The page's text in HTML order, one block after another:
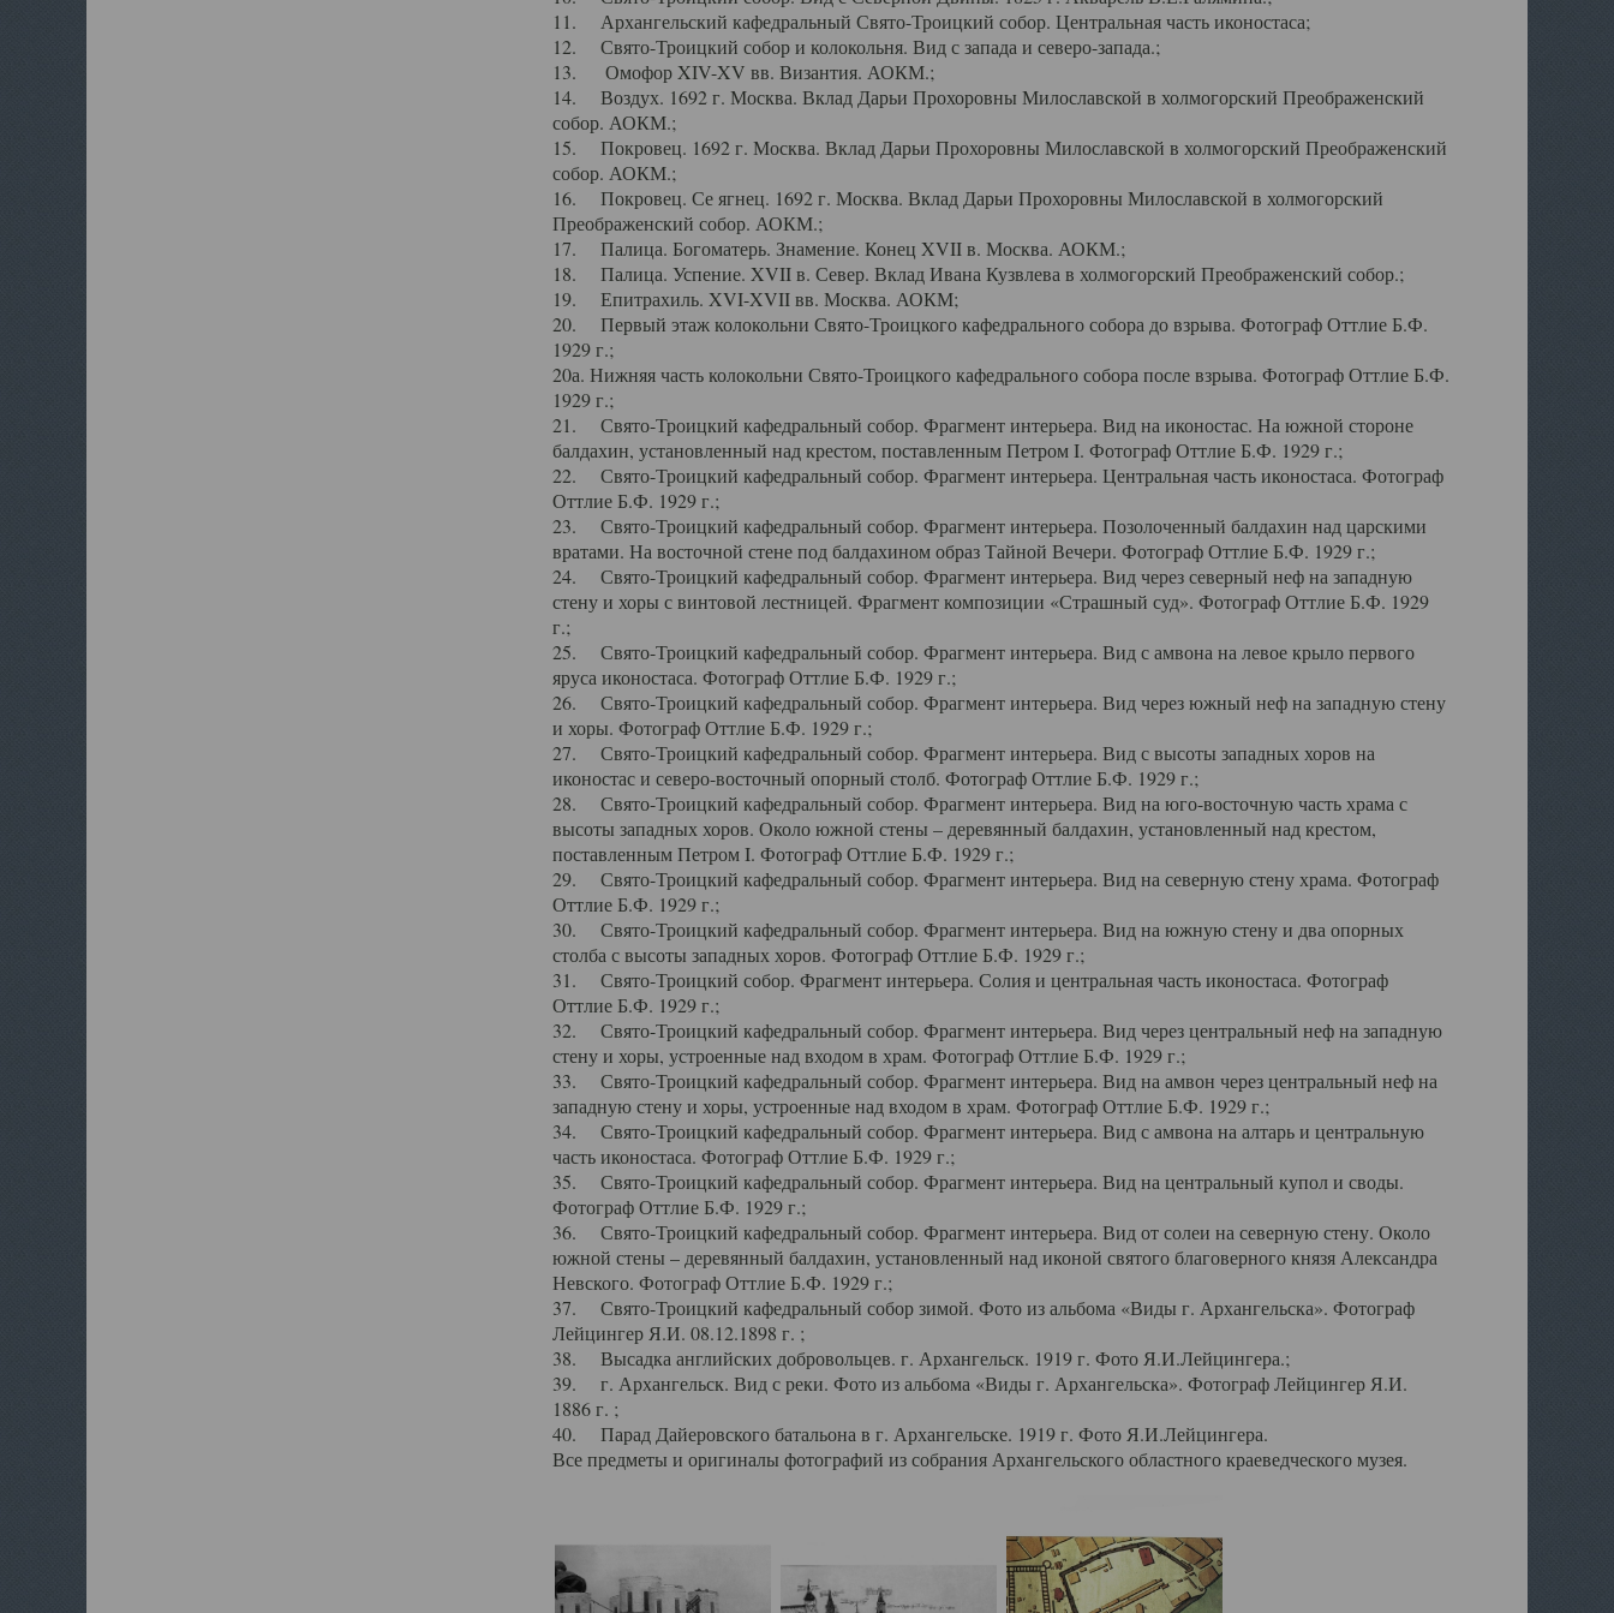
11. Архангельский кафедральный Свято-Троицкий собор. Центральная часть иконостаса;
12. Свято-Троицкий собор и колокольня. Вид с запада и северо-запада.;
13. Омофор XIV-XV вв. Византия. АОКМ.;
14. Воздух. 1692 г. Москва. Вклад Дарьи Прохоровны Милославской в холмогорский Преображенский
собор. АОКМ.;
15. Покровец. 1692 г. Москва. Вклад Дарьи Прохоровны Милославской в холмогорский Преображенский
собор. АОКМ.;
16. Покровец. Се ягнец. 1692 г. Москва. Вклад Дарьи Прохоровны Милославской в холмогорский
Преображенский собор. АОКМ.;
17. Палица. Богоматерь. Знамение. Конец XVII в. Москва. АОКМ.;
18. Палица. Успение. XVII в. Север. Вклад Ивана Кузвлева в холмогорский Преображенский собор.;
19. Епитрахиль. XVI-XVII вв. Москва. АОКМ;
20. Первый этаж колокольни Свято-Троицкого кафедрального собора до взрыва. Фотограф Оттлие Б.Ф.
1929 г.;
20а. Нижняя часть колокольни Свято-Троицкого кафедрального собора после взрыва. Фотограф Оттлие Б.Ф.
1929 г.;
21. Свято-Троицкий кафедральный собор. Фрагмент интерьера. Вид на иконостас. На южной стороне
балдахин, установленный над крестом, поставленным Петром I. Фотограф Оттлие Б.Ф. 1929 г.;
22. Свято-Троицкий кафедральный собор. Фрагмент интерьера. Центральная часть иконостаса. Фотограф
Оттлие Б.Ф. 1929 г.;
23. Свято-Троицкий кафедральный собор. Фрагмент интерьера. Позолоченный балдахин над царскими
вратами. На восточной стене под балдахином образ Тайной Вечери. Фотограф Оттлие Б.Ф. 1929 г.;
24. Свято-Троицкий кафедральный собор. Фрагмент интерьера. Вид через северный неф на западную
стену и хоры с винтовой лестницей. Фрагмент композиции «Страшный суд». Фотограф Оттлие Б.Ф. 1929
г.;
25. Свято-Троицкий кафедральный собор. Фрагмент интерьера. Вид с амвона на левое крыло первого
яруса иконостаса. Фотограф Оттлие Б.Ф. 1929 г.;
26. Свято-Троицкий кафедральный собор. Фрагмент интерьера. Вид через южный неф на западную стену
и хоры. Фотограф Оттлие Б.Ф. 1929 г.;
27. Свято-Троицкий кафедральный собор. Фрагмент интерьера. Вид с высоты западных хоров на
иконостас и северо-восточный опорный столб. Фотограф Оттлие Б.Ф. 1929 г.;
28. Свято-Троицкий кафедральный собор. Фрагмент интерьера. Вид на юго-восточную часть храма с
высоты западных хоров. Около южной стены – деревянный балдахин, установленный над крестом,
поставленным Петром I. Фотограф Оттлие Б.Ф. 1929 г.;
29. Свято-Троицкий кафедральный собор. Фрагмент интерьера. Вид на северную стену храма. Фотограф
Оттлие Б.Ф. 1929 г.;
30. Свято-Троицкий кафедральный собор. Фрагмент интерьера. Вид на южную стену и два опорных
столба с высоты западных хоров. Фотограф Оттлие Б.Ф. 1929 г.;
31. Свято-Троицкий собор. Фрагмент интерьера. Солия и центральная часть иконостаса. Фотограф
Оттлие Б.Ф. 1929 г.;
32. Свято-Троицкий кафедральный собор. Фрагмент интерьера. Вид через центральный неф на западную
стену и хоры, устроенные над входом в храм. Фотограф Оттлие Б.Ф. 1929 г.;
33. Свято-Троицкий кафедральный собор. Фрагмент интерьера. Вид на амвон через центральный неф на
западную стену и хоры, устроенные над входом в храм. Фотограф Оттлие Б.Ф. 1929 г.;
34. Свято-Троицкий кафедральный собор. Фрагмент интерьера. Вид с амвона на алтарь и центральную
часть иконостаса. Фотограф Оттлие Б.Ф. 1929 г.;
35. Свято-Троицкий кафедральный собор. Фрагмент интерьера. Вид на центральный купол и своды.
Фотограф Оттлие Б.Ф. 1929 г.;
36. Свято-Троицкий кафедральный собор. Фрагмент интерьера. Вид от солеи на северную стену. Около
южной стены – деревянный балдахин, установленный над иконой святого благоверного князя Александра
Невского. Фотограф Оттлие Б.Ф. 1929 г.;
37. Свято-Троицкий кафедральный собор зимой. Фото из альбома «Виды г. Архангельска». Фотограф
Лейцингер Я.И. 08.12.1898 г. ;
38. Высадка английских добровольцев. г. Архангельск. 1919 г. Фото Я.И.Лейцингера.;
39. г. Архангельск. Вид с реки. Фото из альбома «Виды г. Архангельска». Фотограф Лейцингер Я.И.
1886 г. ;
40. Парад Дайеровского батальона в г. Архангельске. 1919 г. Фото Я.И.Лейцингера.
Все предметы и оригиналы фотографий из собрания Архангельского областного краеведческого музея.